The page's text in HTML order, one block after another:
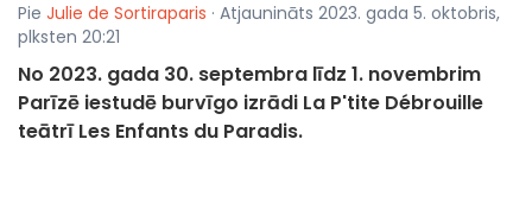
Pie Julie de Sortiraparis · Atjaunināts 2023. gada 5. oktobris,
plksten 20:21
No 2023. gada 30. septembra līdz 1. novembrim
Parīzē iestudē burvīgo izrādi La P'tite Débrouille
teātrī Les Enfants du Paradis.